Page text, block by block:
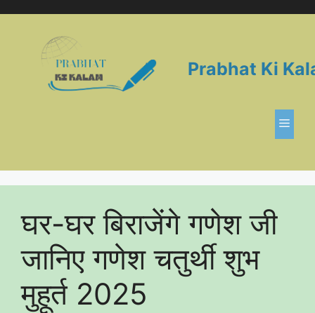
Prabhat Ki
घर-घर बिराजेंगे गणेश जी
जानिए गणेश चतुर्थी शुभ
मुहूर्त 2025